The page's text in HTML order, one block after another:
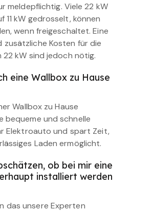
meldepflichtig. Viele 22 kW
11 kW gedrosselt, können
wenn freigeschaltet. Eine
zusätzliche Kosten für die
22 kW sind jedoch nötig.
eine Wallbox zu Hause
Wallbox zu Hause
bequeme und schnelle
Elektroauto und spart Zeit,
Laden ermöglicht.
ob bei mir eine
installiert werden
das unsere Experten